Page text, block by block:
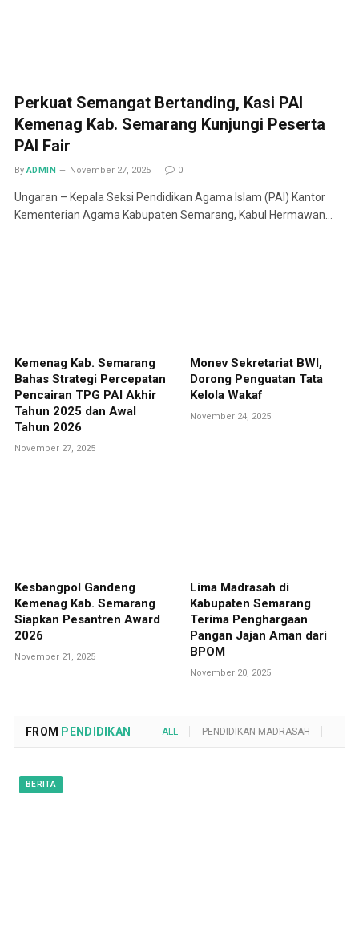
Perkuat Semangat Bertanding, Kasi PAI
Kemenag Kab. Semarang Kunjungi Peserta
PAI Fair
By ADMIN November 27, 2025 0
Ungaran – Kepala Seksi Pendidikan Agama Islam (PAI) Kantor
Kementerian Agama Kabupaten Semarang, Kabul Hermawan…
Kemenag Kab. Semarang
Bahas Strategi Percepatan
Pencairan TPG PAI Akhir
Tahun 2025 dan Awal
Tahun 2026
November 27, 2025
Monev Sekretariat BWI,
Dorong Penguatan Tata
Kelola Wakaf
November 24, 2025
Kesbangpol Gandeng
Kemenag Kab. Semarang
Siapkan Pesantren Award
2026
November 21, 2025
Lima Madrasah di
Kabupaten Semarang
Terima Penghargaan
Pangan Jajan Aman dari
BPOM
November 20, 2025
FROM PENDIDIKAN ALL PENDIDIKAN MADRASAH
BERITA